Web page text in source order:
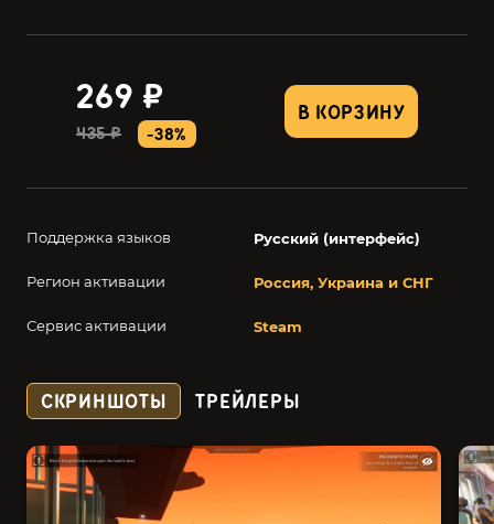
В КОРЗИНУ
269 ₽
435 ₽ -38%
Поддержка языков Русский (интерфейс)
Регион активации Россия, Украина и СНГ
Сервис активации Steam
СКРИНШОТЫ ТРЕЙЛЕРЫ